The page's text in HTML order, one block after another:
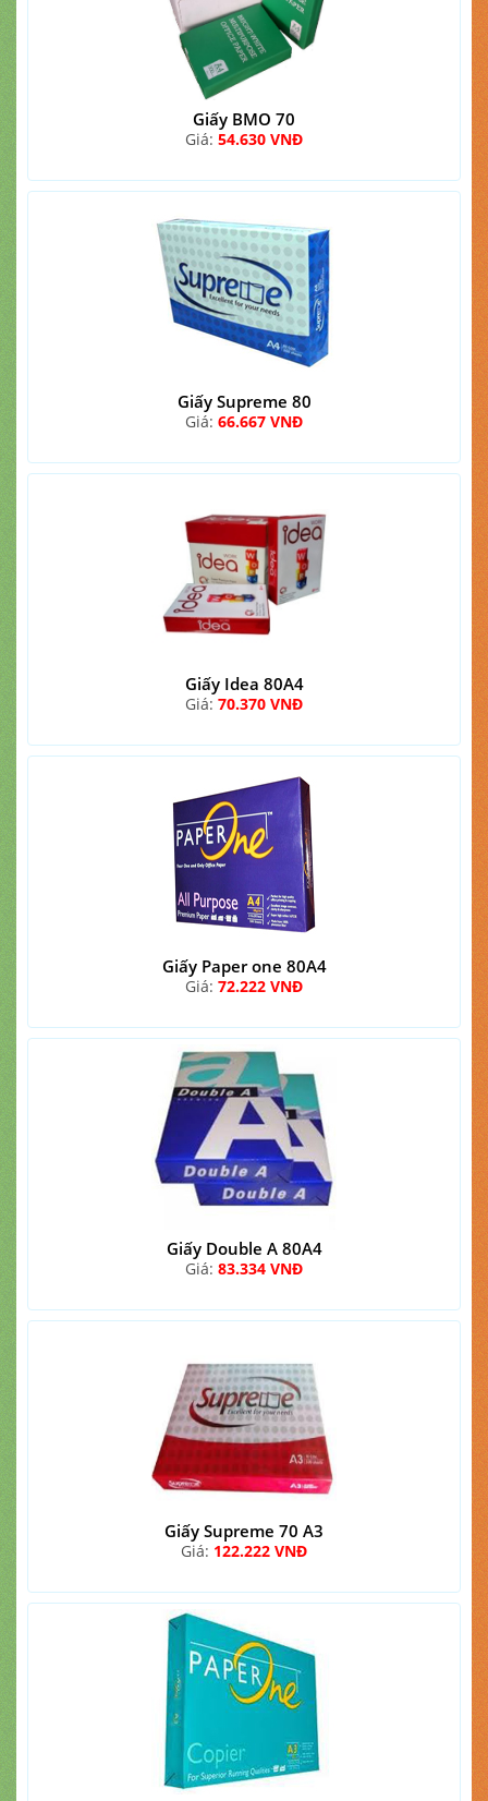
Giấy BMO 70
Giá: 54.630 VNĐ
Giấy Supreme 80
Giá: 66.667 VNĐ
Giấy Idea 80A4
Giá: 70.370 VNĐ
Giấy Paper one 80A4
Giá: 72.222 VNĐ
Giấy Double A 80A4
Giá: 83.334 VNĐ
Giấy Supreme 70 A3
Giá: 122.222 VNĐ